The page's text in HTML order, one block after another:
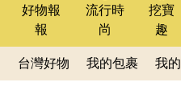
好物報
報
流行時
尚
挖寶
趣
台灣好物
我的包裹 我